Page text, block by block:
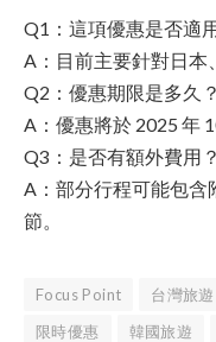
Q1：這項優惠是否適
A：目前主要針對日本
Q2：優惠期限是多久？
A：優惠將於 2025 年
Q3：是否有額外費用？
A：部分行程可能包含
節。
Focus Point 台灣旅遊
限時優惠
韓國旅遊